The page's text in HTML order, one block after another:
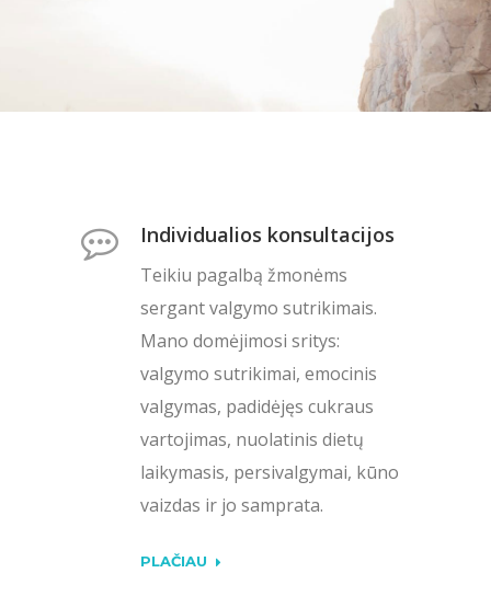
Individualios konsultacijos
Teikiu pagalbą žmonėms
sergant valgymo sutrikimais.
Mano domėjimosi sritys:
valgymo sutrikimai, emocinis
valgymas, padidėjęs cukraus
vartojimas, nuolatinis dietų
laikymasis, persivalgymai, kūno
vaizdas ir jo samprata.
PLAČIAU